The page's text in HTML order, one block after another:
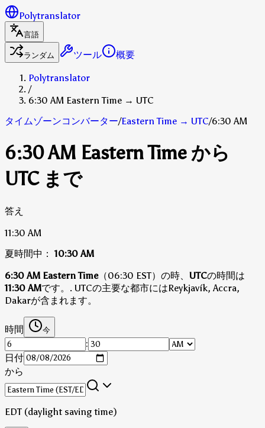
Polytranslator
言語
ランダム ツール 概要
Polytranslator
/
6:30 AM Eastern Time → UTC
タイムゾーンコンバーター/Eastern Time → UTC/6:30 AM
6:30 AM Eastern Time から
UTC まで
答え
11:30 AM
夏時間中： 10:30 AM
6:30 AM Eastern Time（06:30 EST）の時、 UTCの時間は
11:30 AMです。 . UTCの主要な都市にはReykjavík, Accra,
Dakarが含まれます。
時間 今
:
日付
から
EDT (daylight saving time)